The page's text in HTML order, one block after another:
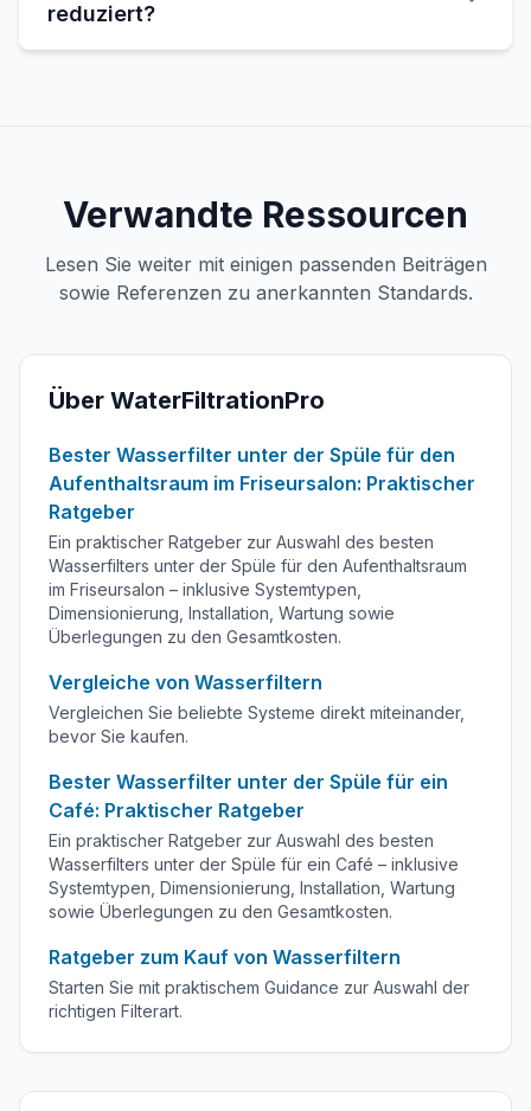
reduziert?
Verwandte Ressourcen
Lesen Sie weiter mit einigen passenden Beiträgen
sowie Referenzen zu anerkannten Standards.
Über WaterFiltrationPro
Bester Wasserfilter unter der Spüle für den
Aufenthaltsraum im Friseursalon: Praktischer
Ratgeber
Ein praktischer Ratgeber zur Auswahl des besten
Wasserfilters unter der Spüle für den Aufenthaltsraum
im Friseursalon – inklusive Systemtypen,
Dimensionierung, Installation, Wartung sowie
Überlegungen zu den Gesamtkosten.
Vergleiche von Wasserfiltern
Vergleichen Sie beliebte Systeme direkt miteinander,
bevor Sie kaufen.
Bester Wasserfilter unter der Spüle für ein
Café: Praktischer Ratgeber
Ein praktischer Ratgeber zur Auswahl des besten
Wasserfilters unter der Spüle für ein Café – inklusive
Systemtypen, Dimensionierung, Installation, Wartung
sowie Überlegungen zu den Gesamtkosten.
Ratgeber zum Kauf von Wasserfiltern
Starten Sie mit praktischem Guidance zur Auswahl der
richtigen Filterart.